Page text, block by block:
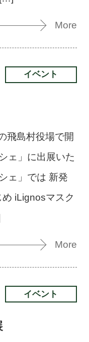
More
イベント
飛島村役場で開
ェ」に出展いた
ェ」では 新発
iLignosマスク
More
イベント